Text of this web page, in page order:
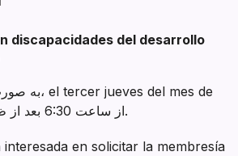
discapacidades del desarrollo
از ساعت 6:30 بعد از ظهر تا 8:30 بعدازظهر.
en solicitar la membresía